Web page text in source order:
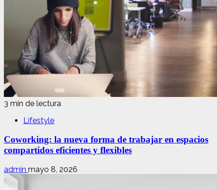
3 min de lectura
Lifestyle
Coworking: la nueva forma de trabajar en espacios
compartidos eficientes y flexibles
admin mayo 8, 2026